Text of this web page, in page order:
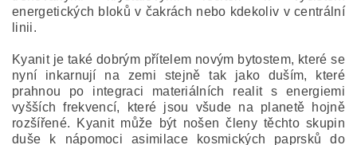
energetických bloků v čakrách nebo kdekoliv v centrální
linii.
Kyanit je také dobrým přítelem novým bytostem, které se
nyní inkarnují na zemi stejně tak jako duším, které
prahnou po integraci materiálních realit s energiemi
vyšších frekvencí, které jsou všude na planetě hojně
rozšířené. Kyanit může být nošen členy těchto skupin
duše k nápomoci asimilace kosmických paprsků do